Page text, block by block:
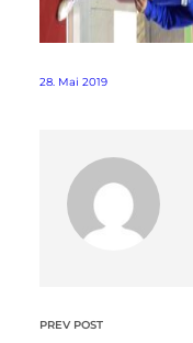
28. Mai 2019
PREV POST